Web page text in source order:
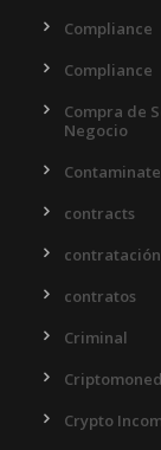
Compliance
Compliance
Compra de
Negocio
contracts
contratos
Criminal
Crypto